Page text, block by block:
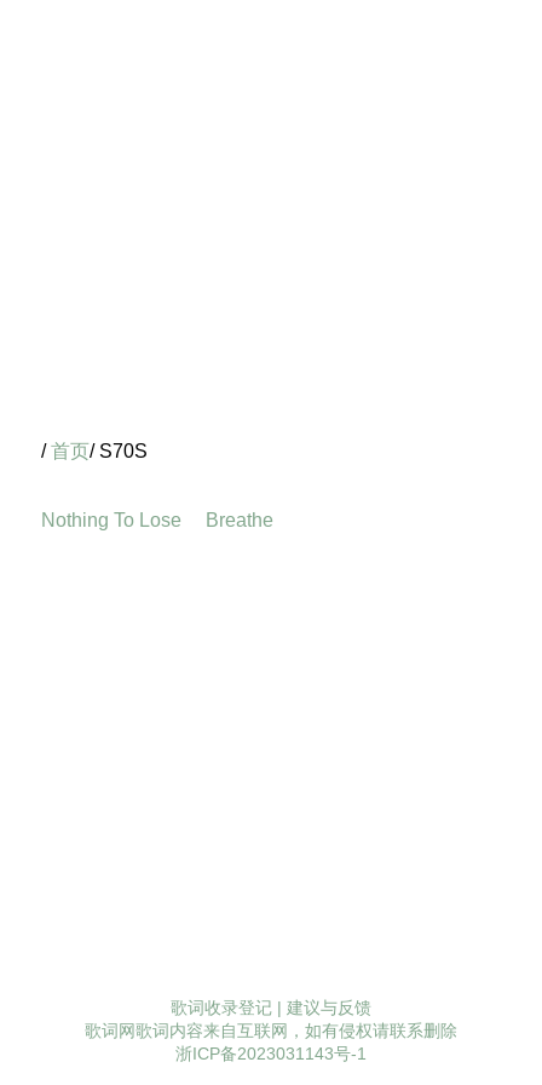
/首页/ S70S
Nothing To Lose Breathe
歌词收录登记 | 建议与反馈
歌词网歌词内容来自互联网，如有侵权请联系删除
浙ICP备2023031143号-1